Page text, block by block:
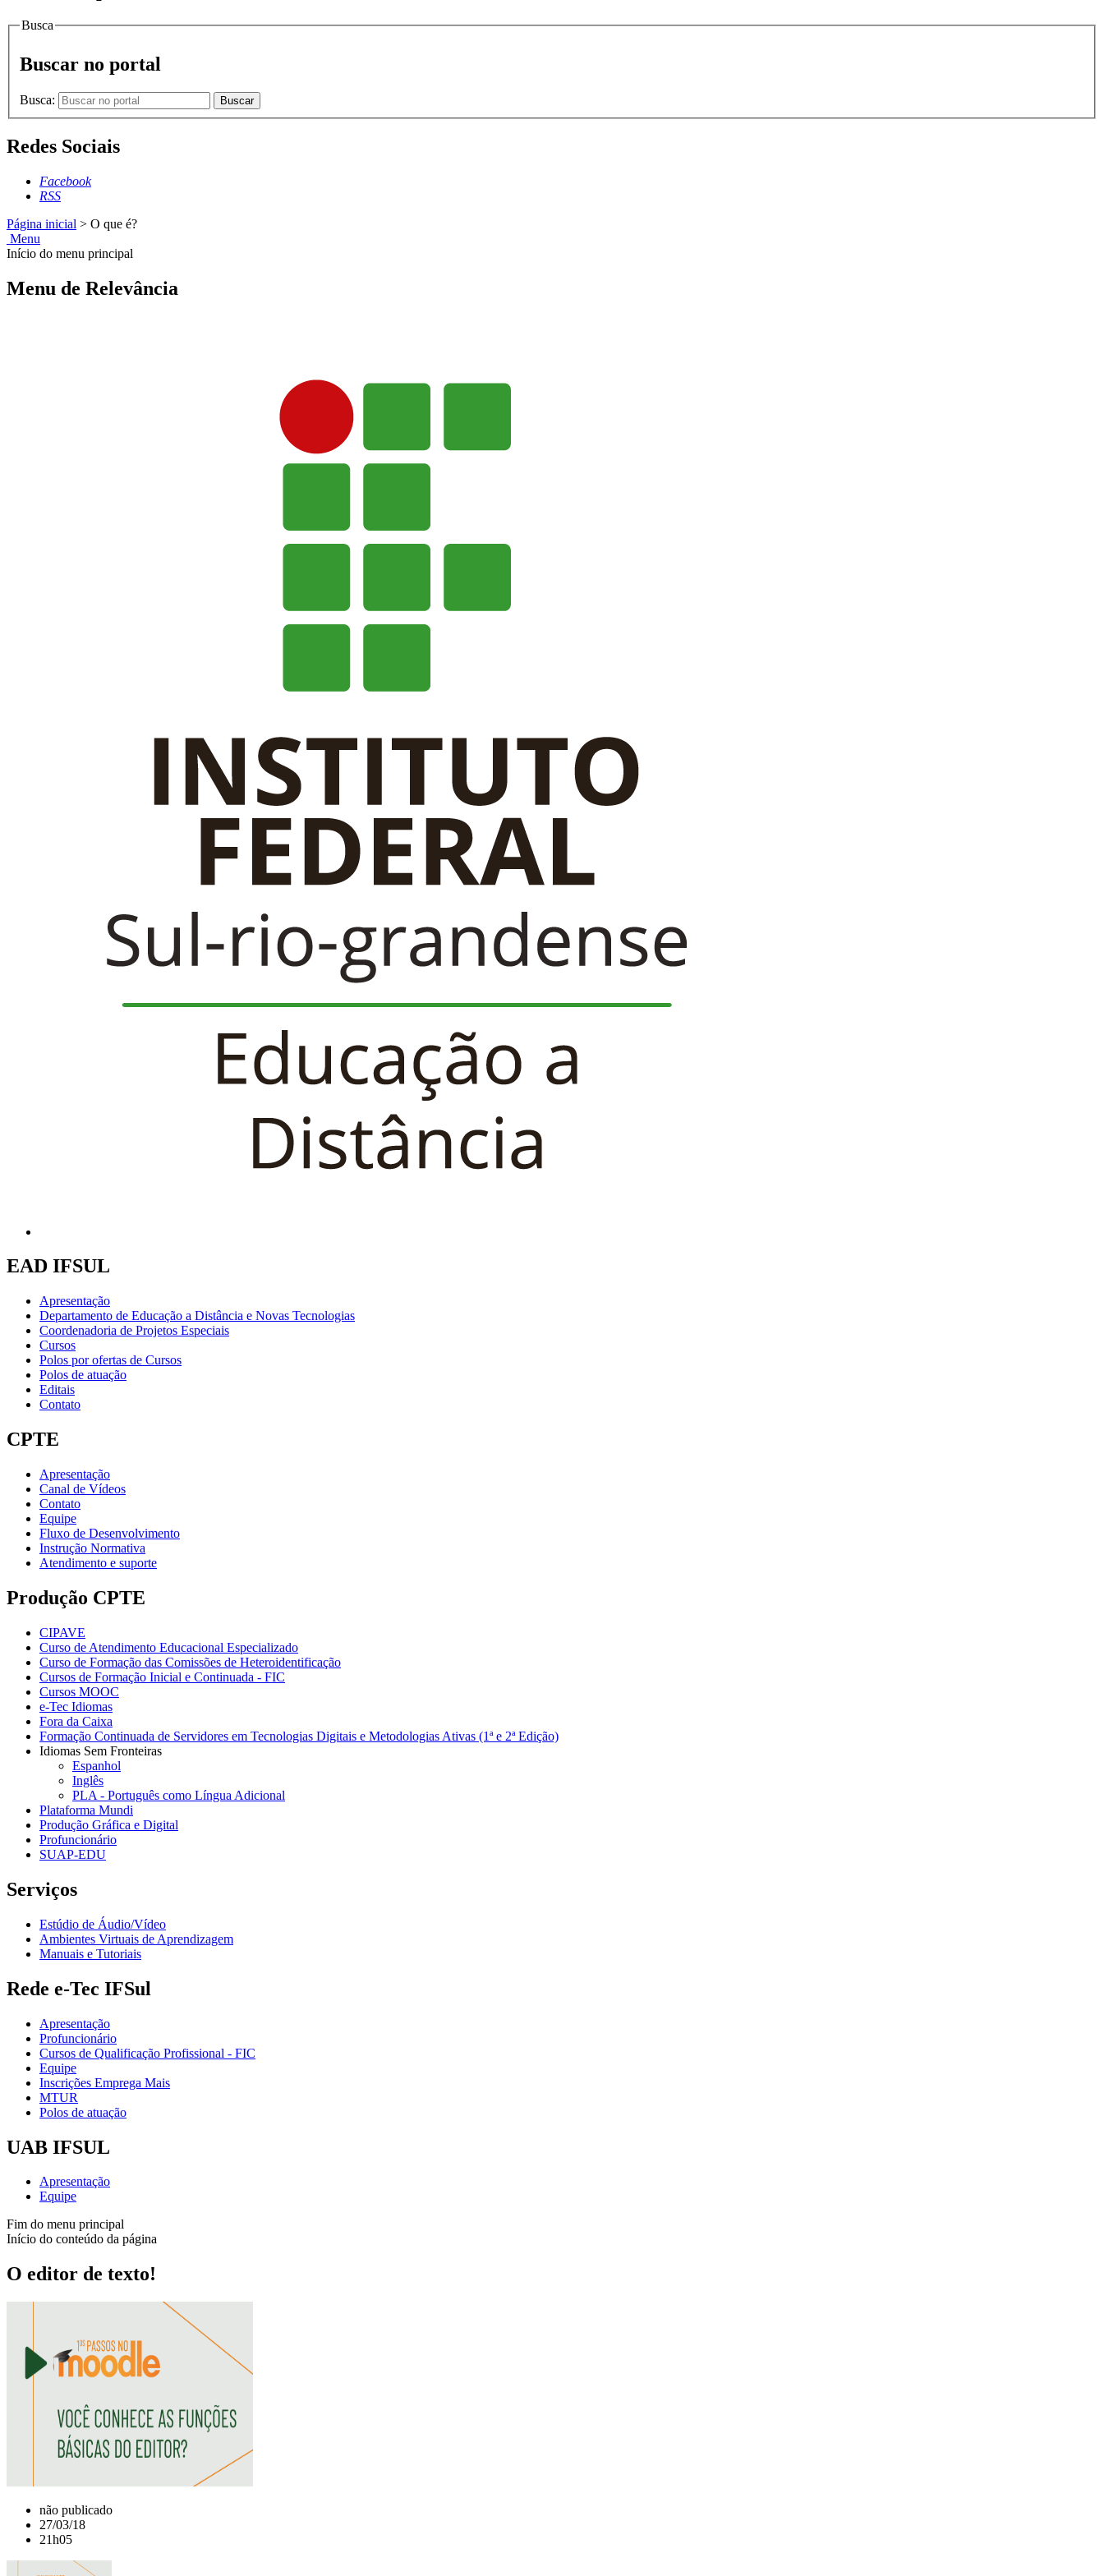
Busca
Buscar no portal
Busca: Buscar
Redes Sociais
Facebook
RSS
Página inicial > O que é?
Menu
Início do menu principal
Menu de Relevância
EAD IFSUL
Apresentação
Departamento de Educação a Distância e Novas Tecnologias
Coordenadoria de Projetos Especiais
Cursos
Polos por ofertas de Cursos
Polos de atuação
Editais
Contato
CPTE
Apresentação
Canal de Vídeos
Contato
Equipe
Fluxo de Desenvolvimento
Instrução Normativa
Atendimento e suporte
Produção CPTE
CIPAVE
Curso de Atendimento Educacional Especializado
Curso de Formação das Comissões de Heteroidentificação
Cursos de Formação Inicial e Continuada - FIC
Cursos MOOC
e-Tec Idiomas
Fora da Caixa
Formação Continuada de Servidores em Tecnologias Digitais e Metodologias Ativas (1ª e 2ª Edição)
Idiomas Sem Fronteiras
Espanhol
Inglês
PLA - Português como Língua Adicional
Plataforma Mundi
Produção Gráfica e Digital
Profuncionário
SUAP-EDU
Serviços
Estúdio de Áudio/Vídeo
Ambientes Virtuais de Aprendizagem
Manuais e Tutoriais
Rede e-Tec IFSul
Apresentação
Profuncionário
Cursos de Qualificação Profissional - FIC
Equipe
Inscrições Emprega Mais
MTUR
Polos de atuação
UAB IFSUL
Apresentação
Equipe
Fim do menu principal
Início do conteúdo da página
O editor de texto!
não publicado
27/03/18
21h05